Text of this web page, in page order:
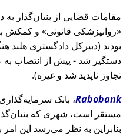
مقامات قضایی از بنیان‌گذار
روانپزشکی قانونی
و کمکش
بودند (دبیرکل دادگستری هلند
دستگیر شد - پیش از انتصاب به
تجاوز ناپدید شد و غیره).
Rabobank
مستقر است، شهری که
بنابراین به نظر می‌رسد این